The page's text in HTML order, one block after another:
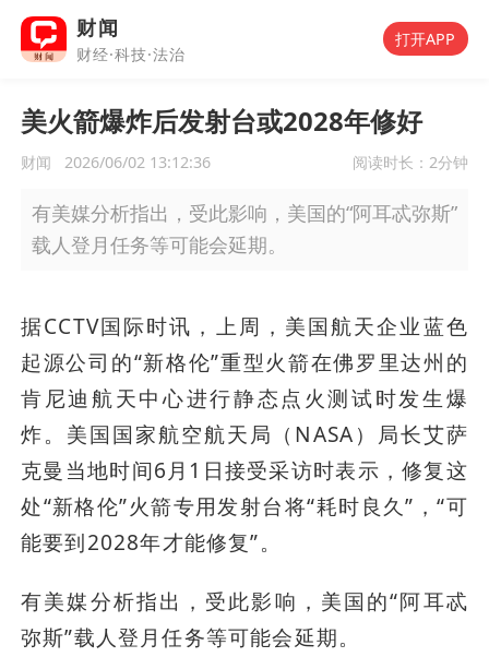
财闻
财经·科技·法治
打开APP
美火箭爆炸后发射台或2028年修好
财闻 2026/06/02 13:12:36 阅读时长： 2分钟
有美媒分析指出，受此影响，美国的“阿耳忒弥斯”
载人登月任务等可能会延期。
据CCTV国际时讯，上周，美国航天企业蓝色
起源公司的“新格伦”重型火箭在佛罗里达州的
肯尼迪航天中心进行静态点火测试时发生爆
炸。美国国家航空航天局（NASA）局长艾萨
克曼当地时间6月1日接受采访时表示，修复这
处“新格伦”火箭专用发射台将“耗时良久”，“可
能要到2028年才能修复”。
有美媒分析指出，受此影响，美国的“阿耳忒
弥斯”载人登月任务等可能会延期。